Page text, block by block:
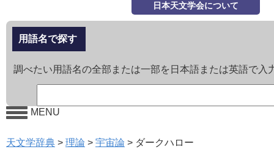
日本天文学会について
用語名で探す
調べたい用語名の全部または一部を日本語または英語で入
MENU
天文学辞典 > 理論 > 宇宙論 > ダークハロー